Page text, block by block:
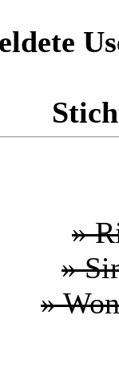
»
»
»